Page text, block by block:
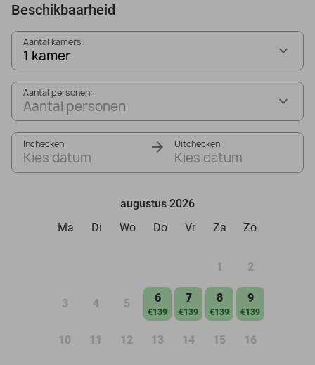
Beschikbaarheid
Aantal kamers:
1 kamer
Aantal personen:
Aantal personen
Inchecken
Kies datum
Uitchecken
Kies datum
augustus 2026
Ma
Di Wo Do Vr Za Zo
1 2
3 4 5 6
€139
7
€139
8
€139
9
€139
10 11 12 13 14 15 16